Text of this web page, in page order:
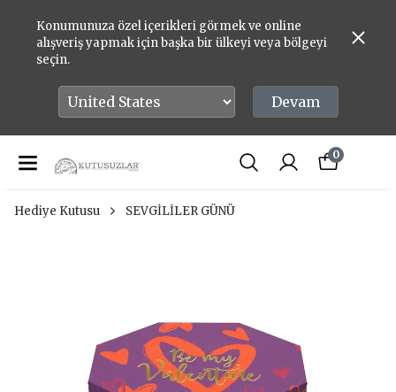
Konumunuza özel içerikleri görmek ve online
alışveriş yapmak için başka bir ülkeyi veya bölgeyi
seçin.
Devam
0
Hediye Kutusu SEVGİLİLER GÜNÜ